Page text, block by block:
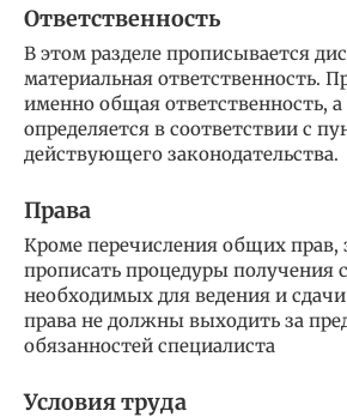
Ответственность
В этом разделе прописывается
материальная ответственность.
именно общая ответственность,
определяется в соответствии с
действующего законодательства.
Права
Кроме перечисления общих прав,
прописать процедуры получения
необходимых для ведения и
права не должны выходить за
обязанностей специалиста
Условия труда